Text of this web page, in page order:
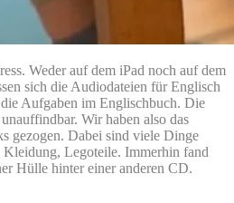
Weder auf dem iPad noch auf dem
sich die Audiodateien für Englisch
Aufgaben im Englischbuch. Die
Wir haben also das
gezogen. Dabei sind viele Dinge
Legoteile. Immerhin fand
Hülle hinter einer anderen CD.